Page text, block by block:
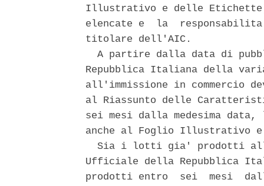
Illustrativo e delle
elencate e  la
titolare dell'AIC.
A partire dalla data di
Repubblica Italiana della
all'immissione in commercio
al Riassunto delle
sei mesi dalla medesima
anche al Foglio Illustrativo
Sia i lotti gia' prodotti
Ufficiale della Repubblica
prodotti entro  sei  mesi